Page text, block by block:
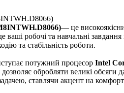
— це
ваші робочі та навчальні
та стабільність роботи.
потужний процесор Intel
дозволяє обробляти великі обсяги
ставлячи акцент на